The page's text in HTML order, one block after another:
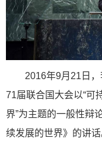
2016年9月21日，
71届联合国大会以“可
界”为主题的一般性辩
续发展的世界》的讲话